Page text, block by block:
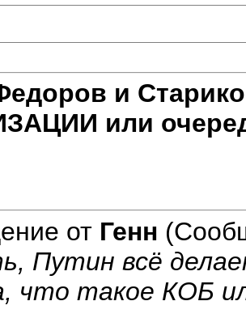
и
или
от Генн
Путин всё
что такое КОБ